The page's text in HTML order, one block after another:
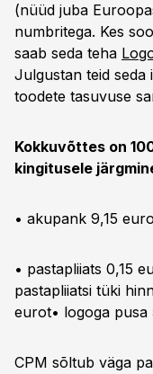
(nüüd juba
numbritega. Kes
saab seda teha
Julgustan teid seda
toodete tasuvuse
Kokkuvõttes on
kingitusele
• akupank 9,15
• pastapliiats 0,15
pastapliiatsi tüki
eurot• logoga pusa
CPM sõltub väga